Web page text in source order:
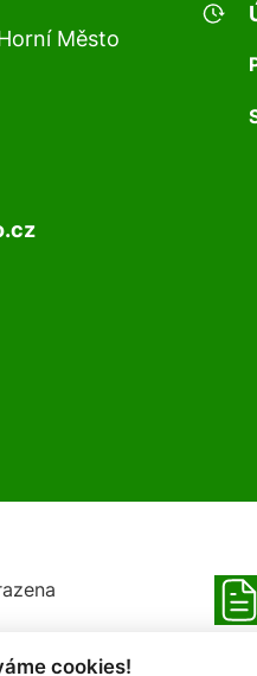
Město
cookies!